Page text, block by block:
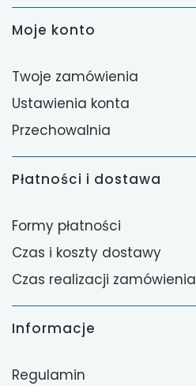
Moje konto
Twoje zamówienia
Ustawienia konta
Przechowalnia
Płatności i dostawa
Formy płatności
Czas i koszty dostawy
Czas realizacji zamówienia
Informacje
Regulamin